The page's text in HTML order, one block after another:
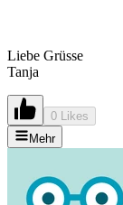
Liebe Grüsse
Tanja
0 Likes
Mehr